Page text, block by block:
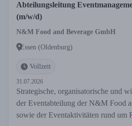
Abteilungsleitung
(m/w/d)
N&M Food and Beverage GmbH
Essen (Oldenburg)
Vollzeit
31.07.2026
Strategische, organisatorische und
der Eventabteilung der N&M Food
sowie der Eventaktivitäten rund um